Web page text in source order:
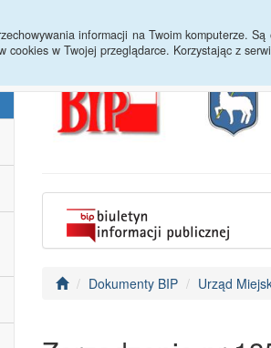
informacji na Twoim komputerze.
cookies w Twojej przeglądarce. Korzystając z
Dokumenty BIP Urząd